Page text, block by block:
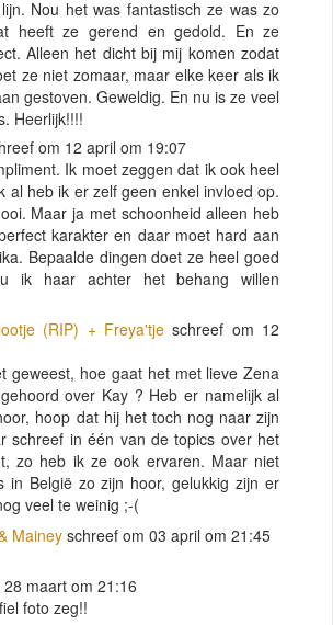
Nou het was fantastisch ze was zo
heeft ze gerend en gedold. En ze
Alleen het dicht bij mij komen zodat
ze niet zomaar, maar elke keer als ik
gestoven. Geweldig. En nu is ze veel
Heerlijk!!!!
om 12 april om 19:07
Ik moet zeggen dat ik ook heel
al heb ik er zelf geen enkel invloed op.
Maar ja met schoonheid alleen heb
karakter en daar moet hard aan
Bepaalde dingen doet ze heel goed
ik haar achter het behang willen
(RIP) + Freya'tje schreef om 12
geweest, hoe gaat het met lieve Zena
over Kay ? Heb er namelijk al
hoop dat hij het toch nog naar zijn
schreef in één van de topics over het
zo heb ik ze ook ervaren. Maar niet
in België zo zijn hoor, gelukkig zijn er
veel te weinig ;-(
Mainey schreef om 03 april om 21:45
maart om 21:16
foto zeg!!